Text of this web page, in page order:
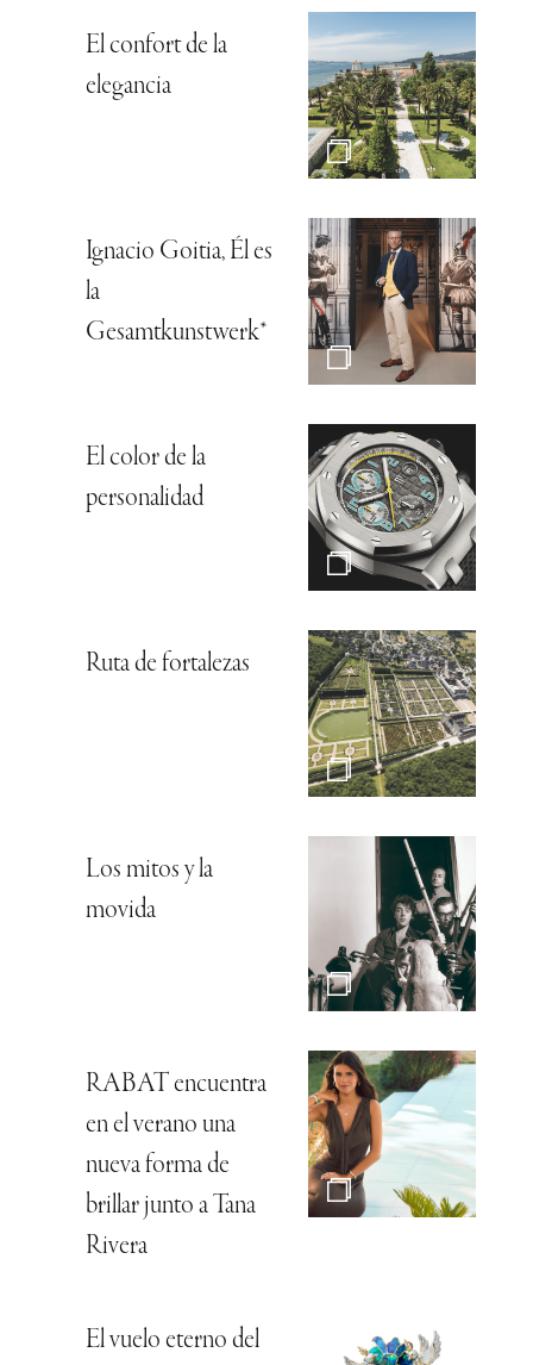
El confort de la
elegancia
Ignacio Goitia, Él es
la
Gesamtkunstwerk*
El color de la
personalidad
Ruta de fortalezas
Los mitos y la
movida
RABAT encuentra
en el verano una
nueva forma de
brillar junto a Tana
Rivera
El vuelo eterno del